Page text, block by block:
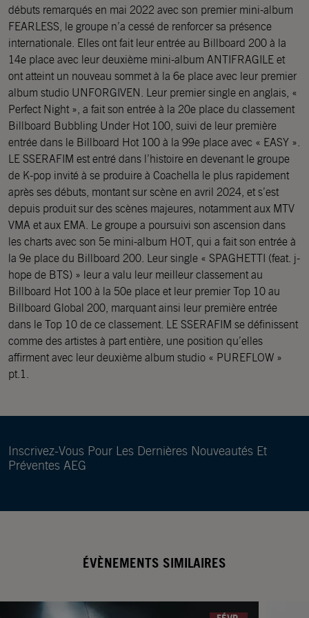
débuts remarqués en mai 2022 avec son premier mini-album
FEARLESS, le groupe n’a cessé de renforcer sa présence
internationale. Elles ont fait leur entrée au Billboard 200 à la
14e place avec leur deuxième mini-album ANTIFRAGILE et
ont atteint un nouveau sommet à la 6e place avec leur premier
album studio UNFORGIVEN. Leur premier single en anglais, «
Perfect Night », a fait son entrée à la 20e place du classement
Billboard Bubbling Under Hot 100, suivi de leur première
entrée dans le Billboard Hot 100 à la 99e place avec « EASY ».
LE SSERAFIM est entré dans l’histoire en devenant le groupe
de K-pop invité à se produire à Coachella le plus rapidement
après ses débuts, montant sur scène en avril 2024, et s’est
depuis produit sur des scènes majeures, notamment aux MTV
VMA et aux EMA. Le groupe a poursuivi son ascension dans
les charts avec son 5e mini-album HOT, qui a fait son entrée à
la 9e place du Billboard 200. Leur single « SPAGHETTI (feat. j-
hope de BTS) » leur a valu leur meilleur classement au
Billboard Hot 100 à la 50e place et leur premier Top 10 au
Billboard Global 200, marquant ainsi leur première entrée
dans le Top 10 de ce classement. LE SSERAFIM se définissent
comme des artistes à part entière, une position qu’elles
affirment avec leur deuxième album studio « PUREFLOW »
pt.1.
Inscrivez-Vous Pour Les Dernières Nouveautés Et
Préventes AEG
ÉVÈNEMENTS SIMILAIRES